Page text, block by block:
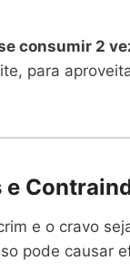
consumir 2
para
e
e o cravo
pode causar